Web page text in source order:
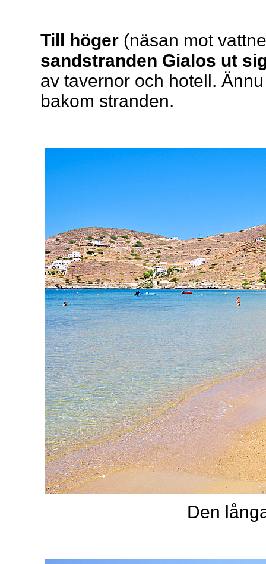
Till höger (näsan mot
sandstranden Gialos ut
av tavernor och hotell.
bakom stranden.
Den